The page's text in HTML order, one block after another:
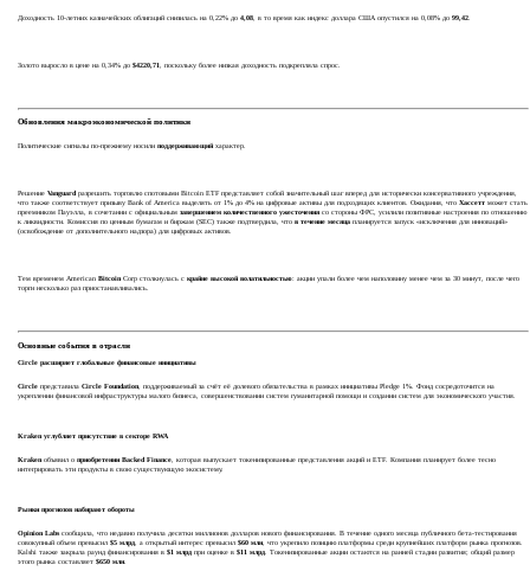
Доходность 10-летних казначейских облигаций снизилась на 0,22% до 4,08, в то время как индекс доллара США опустился на 0,08% до 99,42.
Золото выросло в цене на 0,34% до $4220,71 , поскольку более низкая доходность подкрепляла спрос.
Обновления макроэкономической политики
Политические сигналы по-прежнему носили поддерживающийхарактер.
Решение Vanguard разрешить торговлю спотовыми Bitcoin ETF представляет собой значительный шаг вперед для исторически консервативного учреждения,
что также соответствует призыву Bank of America выделять от 1% до 4% на цифровые активы для подходящих клиентов. Ожидания, что Хассеттможет стать
преемником Пауэлла, в сочетании с официальным завершением количественного ужесточениясо стороны ФРС, усилили позитивные настроения по отношению
к ликвидности. Комиссия по ценным бумагам и биржам (SEC) также подтвердила, что в течение месяцапланируется запуск «исключения для инноваций»
(освобождение от дополнительного надзора) для цифровых активов.
Тем временем American BitcoinCorp столкнулась с крайне высокой волатильностью: акции упали более чем наполовину менее чем за 30 минут, после чего
торги несколько раз приостанавливались.
Основные события в отрасли
Circle расширяет глобальные финансовые инициативы
Circleпредставила Circle Foundation, поддерживаемый за счёт её долевого обязательства в рамках инициативы Pledge 1%. Фонд сосредоточится на
укреплении финансовой инфраструктуры малого бизнеса, совершенствовании систем гуманитарной помощи и создании систем для экономического участия.
Kraken углубляет присутствие в секторе RWA
Krakenобъявил о приобретении Backed Finance, которая выпускает токенизированные представления акций и ETF. Компания планирует более тесно
интегрировать эти продукты в свою существующую экосистему.
Рынки прогнозов набирают обороты
Opinion Labsсообщила, что недавно получила десятки миллионов долларов нового финансирования. В течение одного месяца публичного бета-тестирования
совокупный объем превысил $5 млрд, а открытый интерес превысил $60 млн, что укрепило позицию платформы среди крупнейших платформ рынка прогнозов.
Kalshi также закрыла раунд финансирования в $1 млрдпри оценке в $11 млрд. Токенизированные акции остаются на ранней стадии развития; общий размер
этого рынка составляет $650 млн.